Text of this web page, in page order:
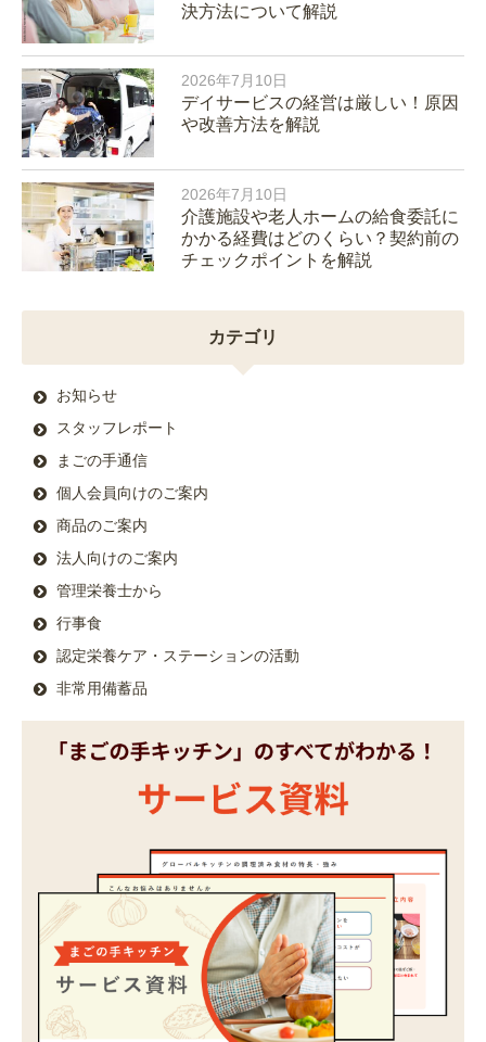
決方法について解説
2026年7月10日
デイサービスの経営は厳しい！原因
や改善方法を解説
2026年7月10日
介護施設や老人ホームの給食委託に
かかる経費はどのくらい？契約前の
チェックポイントを解説
カテゴリ
お知らせ
スタッフレポート
まごの手通信
個人会員向けのご案内
商品のご案内
法人向けのご案内
管理栄養士から
行事食
認定栄養ケア・ステーションの活動
非常用備蓄品